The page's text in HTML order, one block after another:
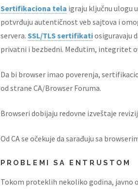
Sertifikaciona tela igraju ključnu ulogu
potvrđuju autentičnost veb sajtova i
servera. SSL/TLS sertifikatiosiguravaju
privatni i bezbedni. Međutim, integritet
Da bi browser imao poverenja,
od strane CA/Browser Foruma.
Browseri dobijaju redovne izveštaje
Od CA se očekuje da sarađuju sa
PROBLEMI SA ENTRUSTOM
Tokom proteklih nekoliko godina, javno